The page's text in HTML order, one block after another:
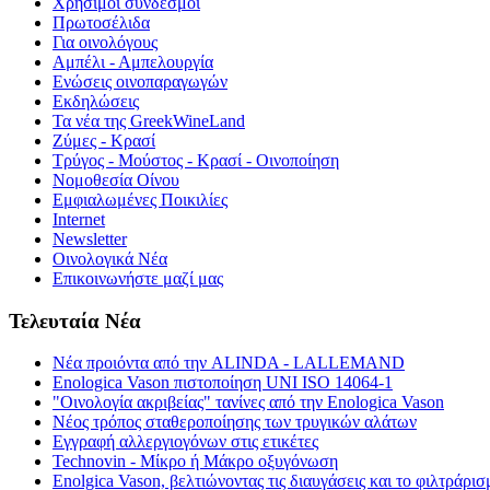
Πρωτοσέλιδα
Για οινολόγους
Αμπέλι - Αμπελουργία
Ενώσεις οινοπαραγωγών
Εκδηλώσεις
Τα νέα της GreekWineLand
Ζύμες - Κρασί
Τρύγος - Μούστος - Κρασί - Οινοποίηση
Νομοθεσία Οίνου
Εμφιαλωμένες Ποικιλίες
Internet
Newsletter
Οινολογικά Νέα
Επικοινωνήστε μαζί μας
Τελευταία Νέα
Νέα προιόντα από την ALINDA - LALLEMAND
Enologica Vason πιστοποίηση UNI ISO 14064-1
"Οινολογία ακριβείας" τανίνες από την Enologica Vason
Νέος τρόπος σταθεροποίησης των τρυγικών αλάτων
Εγγραφή αλλεργιογόνων στις ετικέτες
Technovin - Μίκρο ή Μάκρο οξυγόνωση
Enolgica Vason, βελτιώνοντας τις διαυγάσεις και το